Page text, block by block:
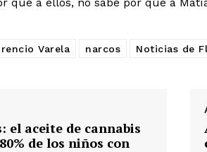
qué a ellos, no sabe por qué a
Varela narcos Noticias de
el aceite de cannabis
de los niños con